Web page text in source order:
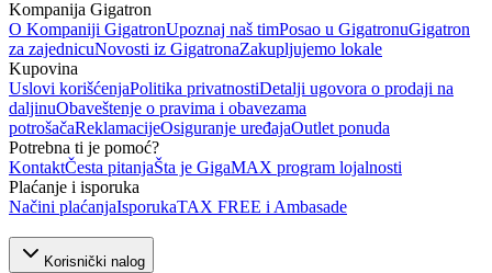
Kompanija Gigatron
O Kompaniji GigatronUpoznaj naš timPosao u GigatronuGigatron
za zajednicuNovosti iz GigatronaZakupljujemo lokale
Kupovina
Uslovi korišćenjaPolitika privatnostiDetalji ugovora o prodaji na
daljinuObaveštenje o pravima i obavezama
potrošačaReklamacijeOsiguranje uređajaOutlet ponuda
Potrebna ti je pomoć?
KontaktČesta pitanjaŠta je GigaMAX program lojalnosti
Plaćanje i isporuka
Načini plaćanjaIsporukaTAX FREE i Ambasade
Korisnički nalog